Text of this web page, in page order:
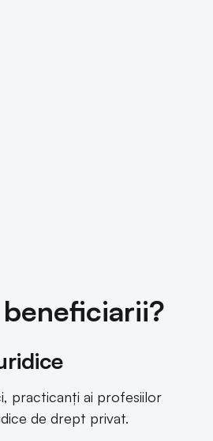
practicanți ai profesiilor
de drept privat.